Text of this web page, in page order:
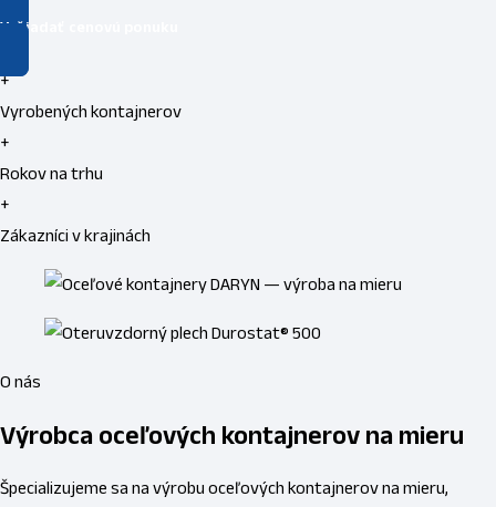
Vyžiadať cenovú ponuku
+
Vyrobených kontajnerov
+
Rokov na trhu
+
Zákazníci v krajinách
O nás
Výrobca oceľových kontajnerov na mieru
Špecializujeme sa na výrobu oceľových kontajnerov na mieru,